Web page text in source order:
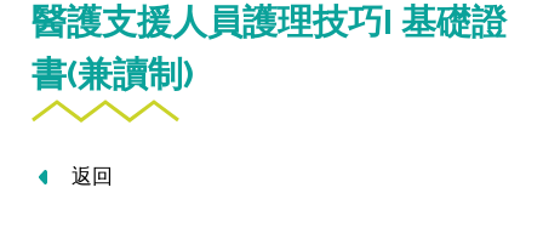
醫護支援人員護理技巧I 基礎證
書(兼讀制)
返回